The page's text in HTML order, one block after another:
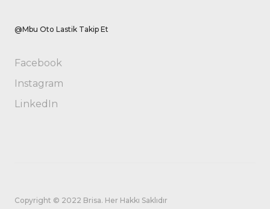
@Mbu Oto Lastik Takip Et
Facebook
Instagram
LinkedIn
Copyright © 2022 Brisa. Her Hakkı Saklıdır